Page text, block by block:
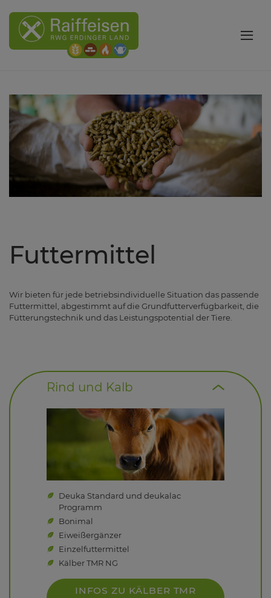
Futtermittel
Wir bieten für jede betriebsindividuelle Situation das passende
Futtermittel, abgestimmt auf die Grundfutterverfügbarkeit, die
Fütterungstechnik und das Leistungspotential der Tiere.
Rind und Kalb
Deuka Standard und deukalac
Programm
Bonimal
Eiweißergänzer
Einzelfuttermittel
Kälber TMR NG
INFOS ZU KÄLBER TMR